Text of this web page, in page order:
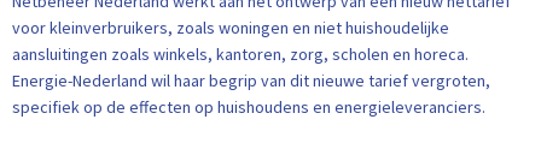
voor kleinverbruikers, zoals woningen en niet huishoudelijke
aansluitingen zoals winkels, kantoren, zorg, scholen en horeca.
Energie-Nederland wil haar begrip van dit nieuwe tarief vergroten,
specifiek op de effecten op huishoudens en energieleveranciers.